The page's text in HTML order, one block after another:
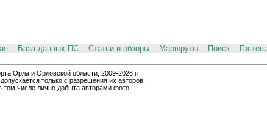
База данных ПС Статьи и обзоры Маршруты Поиск
и Орловской области, 2009-2026 гг.
только с разрешения их авторов.
числе лично добыта авторами фото.